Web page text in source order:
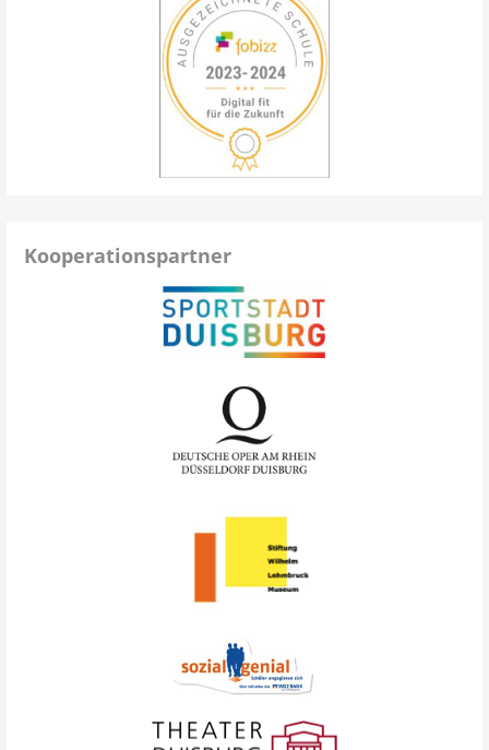
Kooperationspartner